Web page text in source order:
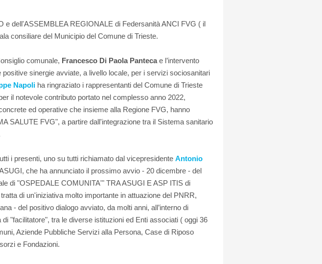
e dell'ASSEMBLEA REGIONALE di Federsanità ANCI FVG ( il
consiliare del Municipio del Comune di Trieste.
comunale, Francesco Di Paola Pantecae l’intervento
positive sinergie avviate, a livello locale, per i servizi sociosanitari
Napoli ha ringraziato i rappresentanti del Comune di Trieste
il notevole contributo portato nel complesso anno 2022,
ed operative che insieme alla Regione FVG, hanno
SALUTE FVG", a partire dall'integrazione tra il Sistema sanitario
i presenti, uno su tutti richiamato dal vicepresidente Antonio
che ha annunciato il prossimo avvio - 20 dicembre - del
di "OSPEDALE COMUNITA'" TRA ASUGI E ASP ITIS di
di un'iniziativa molto importante in attuazione del PNRR,
- del positivo dialogo avviato, da molti anni, all’interno di
"facilitatore", tra le diverse istituzioni ed Enti associati ( oggi 36
Aziende Pubbliche Servizi alla Persona, Case di Riposo
e Fondazioni.